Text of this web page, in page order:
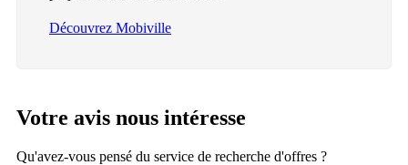
Découvrez Mobiville
Votre avis nous intéresse
Qu'avez-vous pensé du service de recherche d'offres ?